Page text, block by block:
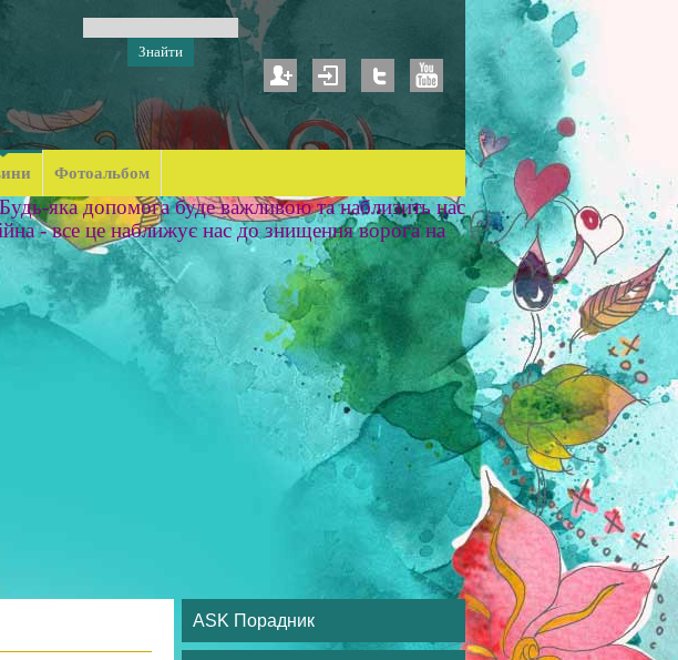
Фотоальбом
яка допомога буде важливою та наблизить нас
- все це наближує нас до знищення ворога на
ASK Порадник